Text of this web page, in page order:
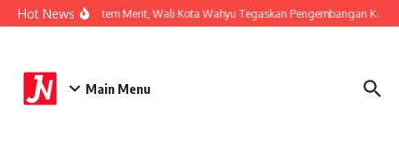
Lewati ke konten
Hot News
Perkuat Sistem Merit, Wali Kota Wahyu Tegaskan Pengembangan Karier
Main Menu